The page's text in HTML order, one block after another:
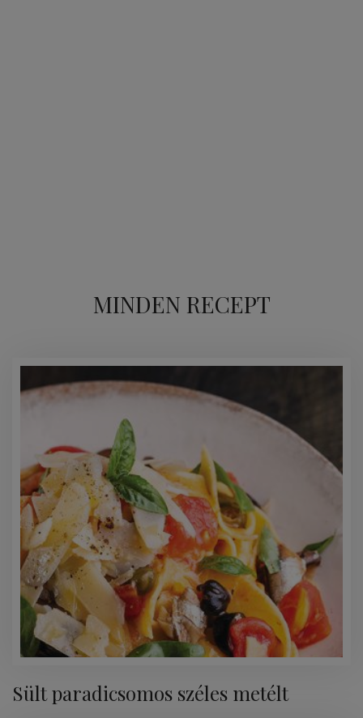
MINDEN RECEPT
Sült paradicsomos széles metélt